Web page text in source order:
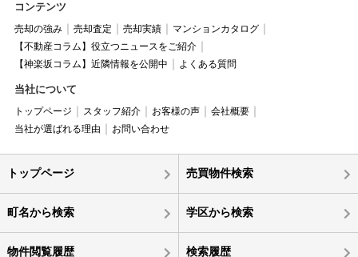
コンテンツ
売却の強み 売却査定 売却実績
マンションカタログ
【不動産コラム】役立つニュースをご紹介
【神楽坂コラム】近隣情報を公開中
よくある質問
当社について
トップページ スタッフ紹介 お客様の声
会社概要
当社が選ばれる理由
お問い合わせ
トップページ 売買物件検索
町名から検索 学区から検索
物件閲覧履歴 検索履歴